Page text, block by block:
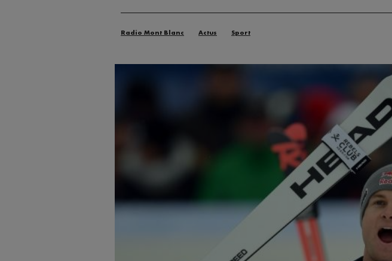
Radio Mont Blanc Actus Sport